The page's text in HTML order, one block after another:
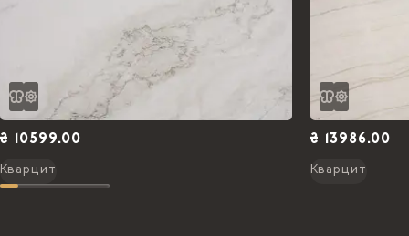
₴ 10599.00
Кварцит
₴ 13986.00
Кварцит